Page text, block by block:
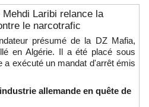
Laribi relance la
le narcotrafic
présumé de la DZ Mafia,
en Algérie. Il a été placé sous
a exécuté un mandat d'arrêt émis
allemande en quête de